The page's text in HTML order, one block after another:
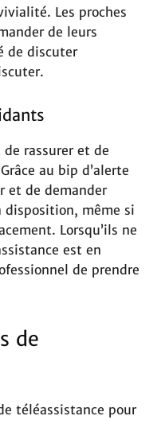
Les proches
de leurs
de discuter
rassurer et de
au bip d’alerte
et de demander
disposition, même si
Lorsqu’ils ne
est en
de prendre
de
téléassistance pour